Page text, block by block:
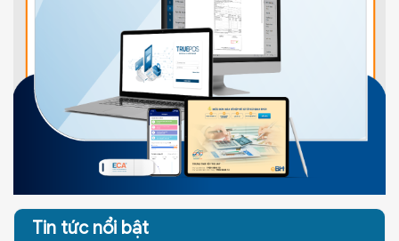
Tin tức nổi bật